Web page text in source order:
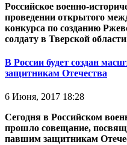
Российское военно-
проведении открытого
конкурса по созданию
солдату в Тверской
В России будет создан
защитникам Отечества
6 Июня, 2017 18:28
Сегодня в Российском
прошло совещание,
павшим защитникам